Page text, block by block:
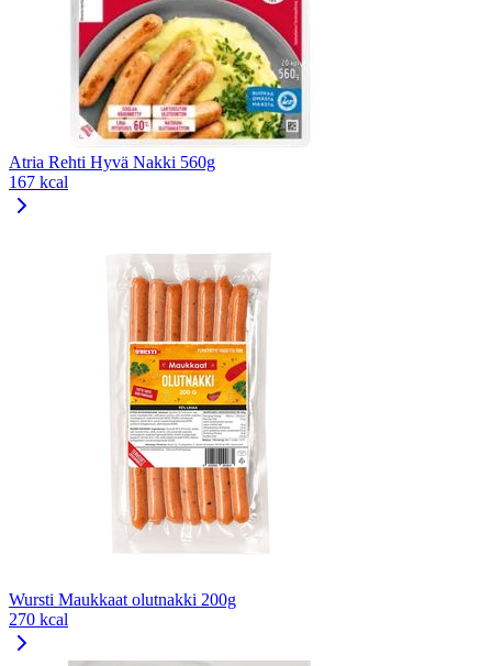
Atria Rehti Hyvä Nakki 560g
167 kcal
Wursti Maukkaat olutnakki 200g
270 kcal